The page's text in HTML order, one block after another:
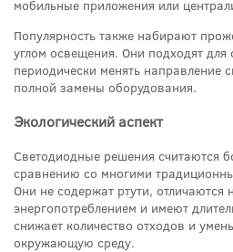
мобильные приложения или
Популярность также набирают
углом освещения. Они подходят для
периодически менять направление
полной замены оборудования.
Экологический аспект
Светодиодные решения считаются
сравнению со многими
Они не содержат ртути, отличаются
энергопотреблением и имеют
снижает количество отходов и
окружающую среду.